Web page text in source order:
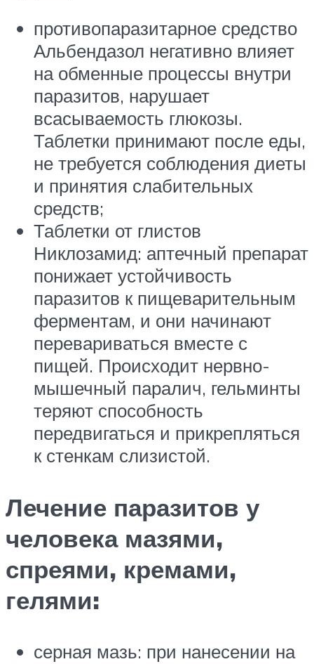
противопаразитарное средство
Альбендазол негативно влияет
на обменные процессы внутри
паразитов, нарушает
всасываемость глюкозы.
Таблетки принимают после еды,
не требуется соблюдения диеты
и принятия слабительных
средств;
Таблетки от глистов
Никлозамид: аптечный препарат
понижает устойчивость
паразитов к пищеварительным
ферментам, и они начинают
перевариваться вместе с
пищей. Происходит нервно-
мышечный паралич, гельминты
теряют способность
передвигаться и прикрепляться
к стенкам слизистой.
Лечение паразитов у
человека мазями,
спреями, кремами,
гелями:
серная мазь: при нанесении на